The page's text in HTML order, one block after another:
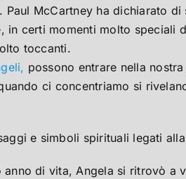
McCartney ha dichiarato
in certi momenti molto
toccanti.
possono entrare nella
ci concentriamo si
e simboli spirituali legati
di vita, Angela si ritrovò